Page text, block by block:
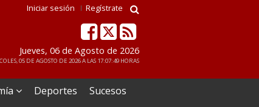
Iniciar sesión Regístrate
Jueves, 06 de Agosto de 2026
05 DE AGOSTO DE 2026 A LAS 17:07:49 HORAS
Deportes
Sucesos